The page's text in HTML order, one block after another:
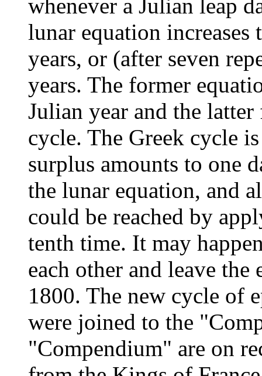
whenever a Julian leap
lunar equation
years, or (after seven
years. The former
Julian year and the
cycle. The Greek cycle
surplus amounts to one
the lunar equation, and
could be reached by
tenth time. It may
each other and leave the
1800. The new cycle of
were joined to the
"Compendium" are on